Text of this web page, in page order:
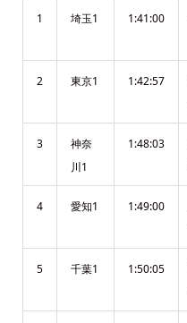
1 埼玉1 1:41:00
2 東京1 1:42:57
3
神奈
川1
1:48:03
4 愛知1 1:49:00
5 千葉1 1:50:05